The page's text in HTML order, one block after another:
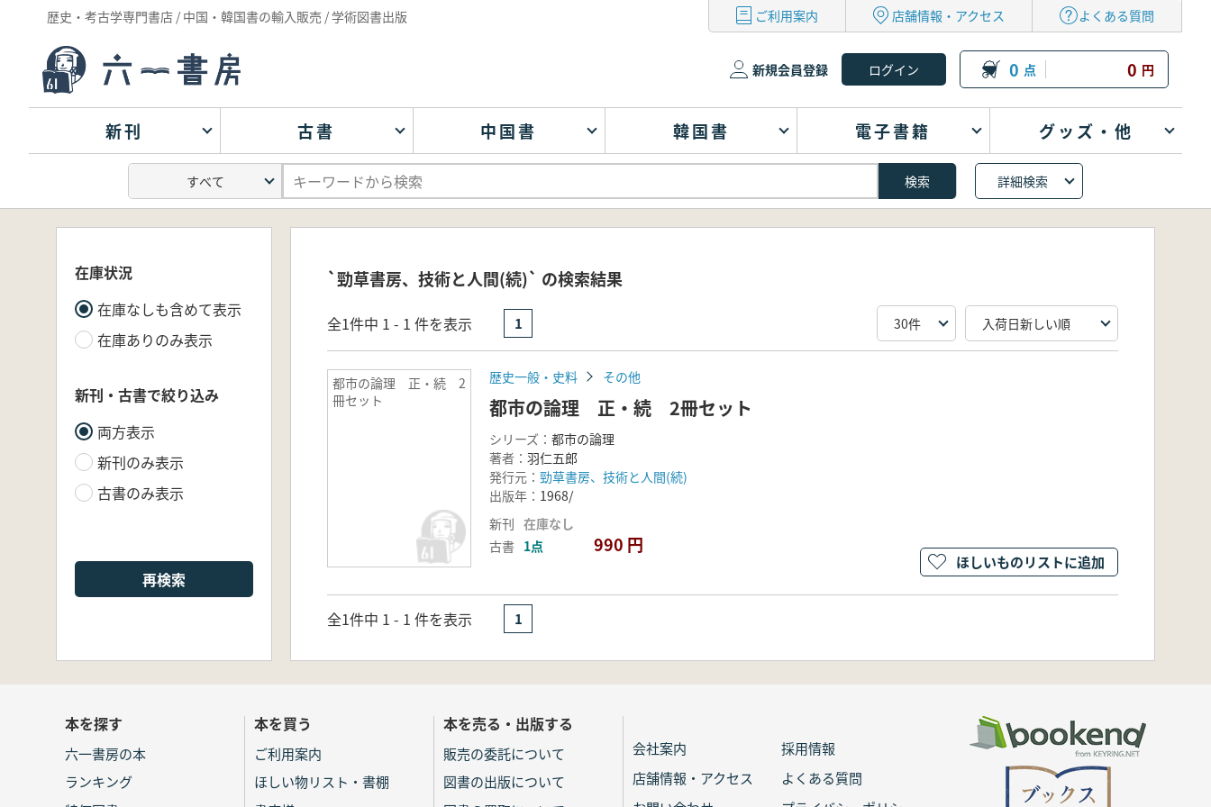
歴史・考古学専門書店 / 中国・韓国書の輸入販売 / 学術図書出版 ご利用案内 店舗情報・アクセス よくある質問
新規会員登録 0 点 0 円
新刊 古書 中国書 韓国書 電子書籍 グッズ・他
詳細検索
在庫状況
在庫なしも含めて表示
在庫ありのみ表示
新刊・古書で絞り込み
両方表示
新刊のみ表示
古書のみ表示
再検索
`勁草書房、技術と人間(続)` の検索結果
全1件中 1 - 1 件を表示 1
都市の論理 正・続 2
冊セット
歴史一般・史料 その他
都市の論理 正・続 2冊セット
シリーズ： 都市の論理
著者： 羽仁五郎
発行元： 勁草書房、技術と人間(続)
出版年： 1968/
新刊 在庫なし
古書 1点 990 円
ほしいものリストに追加
全1件中 1 - 1 件を表示 1
本を探す
六一書房の本
ランキング
本を買う
ご利用案内
ほしい物リスト・書棚
本を売る・出版する
販売の委託について
図書の出版について
会社案内
採用情報
店舗情報・アクセス
よくある質問